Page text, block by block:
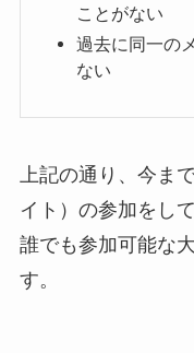
ことがない
過去に同一の
ない
上記の通り、今ま
イト）の参加をし
誰でも参加可能な
す。